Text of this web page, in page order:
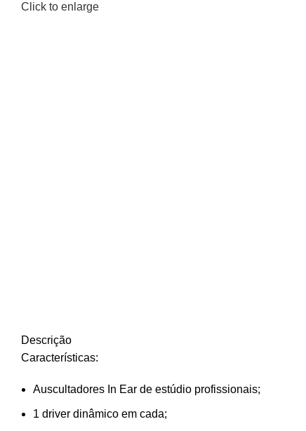
Click to enlarge
Descrição
Características:
Auscultadores In Ear de estúdio profissionais;
1 driver dinâmico em cada;